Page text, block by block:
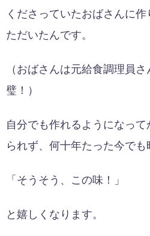
くださっていたおばさんに
ただいたんです。
（おばさんは元給食調理員
璧！）
自分でも作れるようになっ
られず、何十年たった今で
「そうそう、この味！」
と嬉しくなります。